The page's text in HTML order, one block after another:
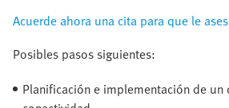
Acuerde ahora una cita para que le
Posibles pasos siguientes:
Planificación e implementación de